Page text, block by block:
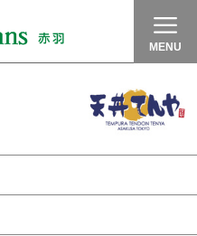
MENU